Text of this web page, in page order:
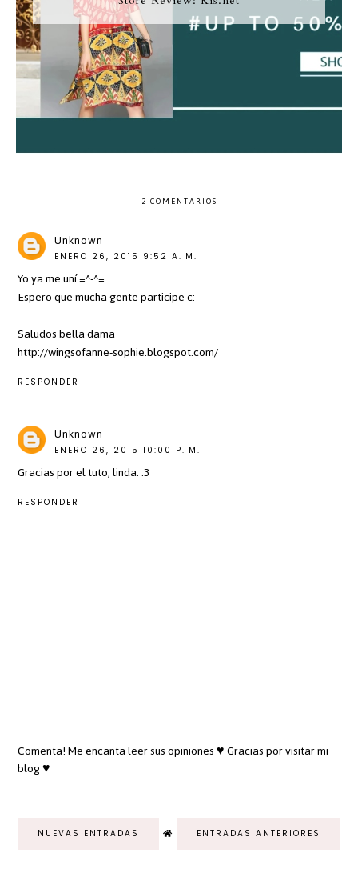
2 COMENTARIOS
Unknown
ENERO 26, 2015 9:52 A. M.
Yo ya me uní =^-^=
Espero que mucha gente participe c:
Saludos bella dama
http://wingsofanne-sophie.blogspot.com/
RESPONDER
Unknown
ENERO 26, 2015 10:00 P. M.
Gracias por el tuto, linda. :3
RESPONDER
Comenta! Me encanta leer sus opiniones ♥ Gracias por visitar mi
blog ♥
NUEVAS ENTRADAS ENTRADAS ANTERIORES